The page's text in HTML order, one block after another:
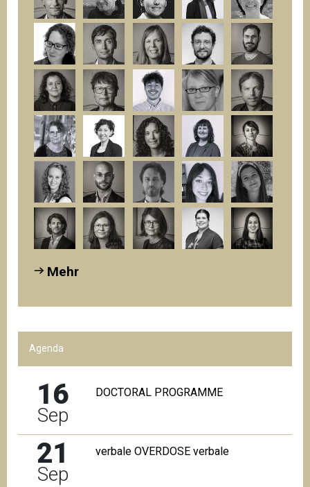
Mehr
Agenda
16
Sep
DOCTORAL PROGRAMME
21
Sep
verbale OVERDOSE verbale